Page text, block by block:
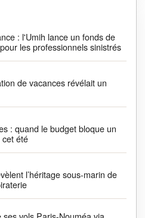
: l'Umih lance un fonds de
les professionnels sinistrés
de vacances révélait un
: quand le budget bloque un
été
l’héritage sous-marin de